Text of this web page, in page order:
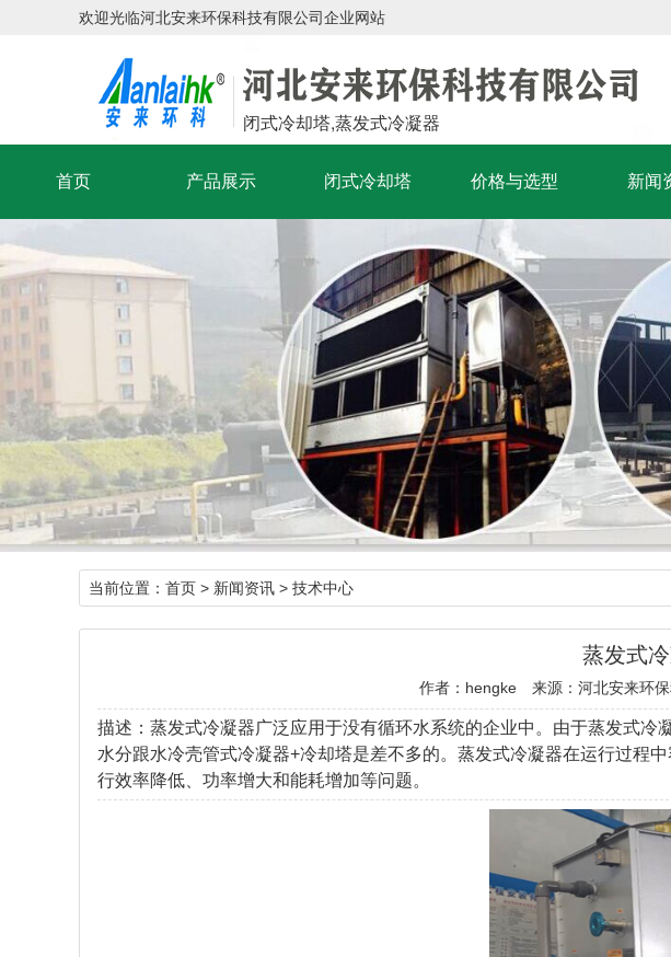
欢迎光临河北安来环保科技有限公司企业网站
闭式冷却塔,蒸发式冷凝器
首页 产品展示 闭式冷却塔 价格与选型 新闻
当前位置： 首页 > 新闻资讯 > 技术中心
蒸发式
作者：hengke 来源：河北安来环
描述：蒸发式冷凝器广泛应用于没有循环水系统的企业中。由于蒸发式
水分跟水冷壳管式冷凝器+冷却塔是差不多的。蒸发式冷凝器在运行过程
行效率降低、功率增大和能耗增加等问题。